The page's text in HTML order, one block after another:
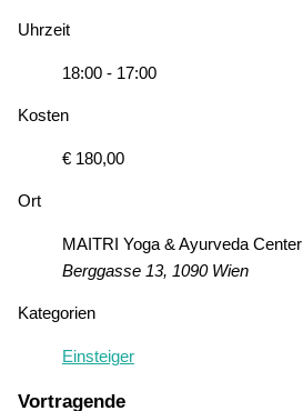
Uhrzeit
18:00 - 17:00
Kosten
€ 180,00
Ort
MAITRI Yoga & Ayurveda Center
Berggasse 13, 1090 Wien
Kategorien
Einsteiger
Vortragende